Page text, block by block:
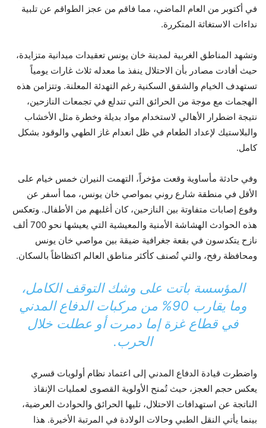
في أكتوبر من العام الماضي، مما فاقم من عجز الطواقم عن تلبية
نداءات الاستغاثة المتكررة.
وتشهد المناطق الغربية لمدينة خان يونس تعقيدات ميدانية متزايدة،
حيث أفادت مصادر بأن الاحتلال ينفذ ما معدله ثلاث غارات يومياً
تستهدف الخيام والشقق السكنية رغم التهدئة المعلنة. وتتزامن هذه
الهجمات مع موجة من الحرائق التي تندلع في تجمعات النازحين،
نتيجة اضطرار الأهالي لاستخدام مواد بديلة وخطرة مثل الأخشاب
والبلاستيك لإعداد الطعام في ظل انعدام غاز الطهي والوقود بشكل
كامل.
وفي حادثة مأساوية وقعت مؤخراً، التهمت النيران خمس خيام على
الأقل في منطقة شارع روني بمواصي خان يونس، مما أسفر عن
وقوع إصابات متفاوتة بين النازحين، كان أغلبهم من الأطفال. وتعكس
هذه الحوادث الهشاشة الأمنية والمعيشية التي يعيشها نحو 700 ألف
نازح يتكدسون في بقعة جغرافية ضيقة بين مواصي خان يونس
ومحافظة رفح، والتي تُصنف كأكثر مناطق العالم اكتظاظاً بالسكان.
المؤسسة باتت على وشك التوقف الكامل،
وما يقارب 90% من مركبات الدفاع المدني
في قطاع غزة إما دمرت أو عطلت خلال
الحرب.
واضطرت قيادة الدفاع المدني إلى اعتماد نظام أولويات قسري
يعكس حجم العجز، حيث تُمنح الأولوية القصوى لعمليات الإنقاذ
الناتجة عن استهدافات الاحتلال، تليها الحرائق والحوادث العرضية،
بينما يأتي النقل الطبي وحالات الولادة في المرتبة الأخيرة. هذا